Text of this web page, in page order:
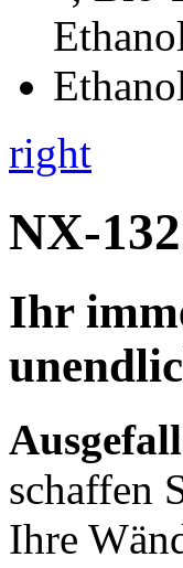
right
NX-
Ihr
schaffen
Ihre